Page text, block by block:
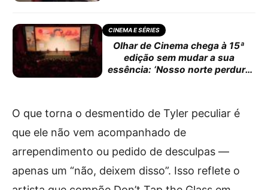
CINEMA E SÉRIES
Olhar de Cinema chega à 15ª
edição sem mudar a sua
essência: ‘Nosso norte perdura
O que torna o desmentido de Tyler peculiar é
que ele não vem acompanhado de
arrependimento ou pedido de desculpas —
apenas um “não, deixem disso”. Isso reflete o